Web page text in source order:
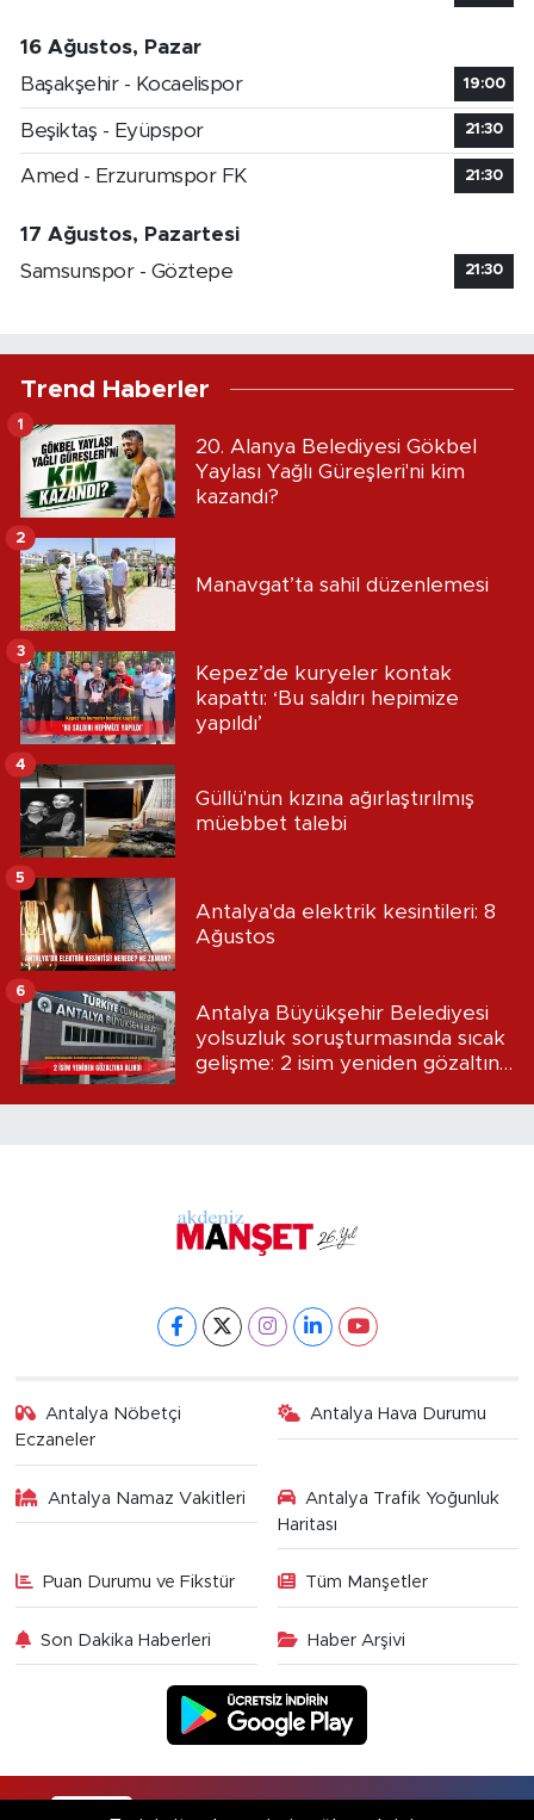
16 Ağustos, Pazar
Başakşehir - Kocaelispor
19:00
Beşiktaş - Eyüpspor 21:30
Amed - Erzurumspor FK 21:30
17 Ağustos, Pazartesi
Samsunspor - Göztepe
21:30
Trend Haberler
20. Alanya Belediyesi Gökbel
Yaylası Yağlı Güreşleri'ni kim
kazandı?
1
Manavgat’ta sahil düzenlemesi
2
Kepez’de kuryeler kontak
kapattı: ‘Bu saldırı hepimize
yapıldı’
3
Güllü'nün kızına ağırlaştırılmış
müebbet talebi
4
Antalya'da elektrik kesintileri: 8
Ağustos
5
Antalya Büyükşehir Belediyesi
yolsuzluk soruşturmasında sıcak
gelişme: 2 isim yeniden gözaltına
6
Antalya Nöbetçi
Eczaneler
Antalya Hava Durumu
Antalya Namaz Vakitleri
Antalya Trafik Yoğunluk
Haritası
Puan Durumu ve Fikstür Tüm Manşetler
Son Dakika Haberleri Haber Arşivi